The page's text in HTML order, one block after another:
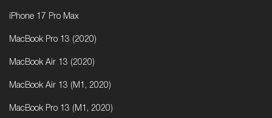
iPhone 17 Pro Max
MacBook Pro 13 (2020)
MacBook Air 13 (2020)
MacBook Air 13 (M1, 2020)
MacBook Pro 13 (M1, 2020)